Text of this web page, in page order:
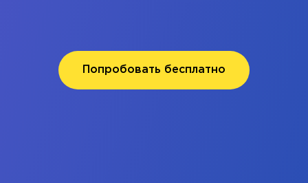
Попробовать бесплатно